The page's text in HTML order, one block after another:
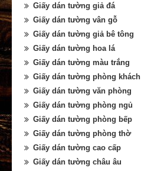
Giấy dán tường giả đá
Giấy dán tường vân gỗ
Giấy dán tường giả bê tông
Giấy dán tường hoa lá
Giấy dán tường màu trắng
Giấy dán tường phòng khách
Giấy dán tường văn phòng
Giấy dán tường phòng ngủ
Giấy dán tường phòng bếp
Giấy dán tường phòng thờ
Giấy dán tường cao cấp
Giấy dán tường châu âu